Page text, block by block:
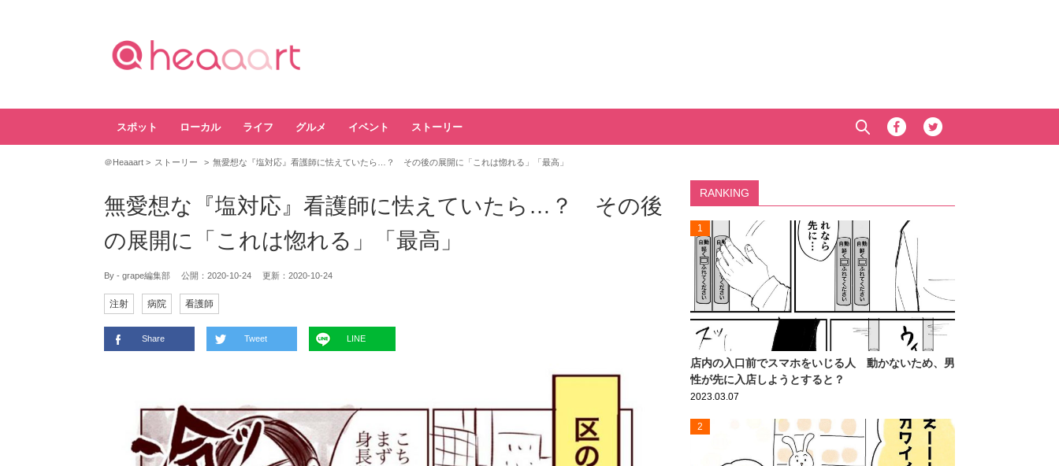
スポット ローカル ライフ グルメ イベント ストーリー
＠Heaaart ストーリー 無愛想な『塩対応』看護師に怯えていたら…？ その後の展開に「これは惚れる」「最高」
無愛想な『塩対応』看護師に怯えていたら…？ その後
の展開に「これは惚れる」「最高」
By - grape編集部 公開： 2020-10-24 更新： 2020-10-24
注射 病院 看護師
Share Tweet LINE
RANKING
1
店内の入口前でスマホをいじる人 動かないため、男
性が先に入店しようとすると？
2023.03.07
2